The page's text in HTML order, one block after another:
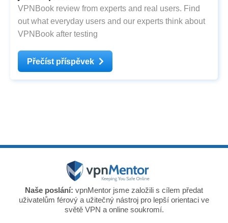
VPNBook review from experts and real users. Find
out what everyday users and our experts think about
VPNBook after testing
Přečíst příspěvek
Naše poslání: vpnMentor jsme založili s cílem předat
uživatelům férový a užitečný nástroj pro lepší orientaci ve
světě VPN a online soukromí.